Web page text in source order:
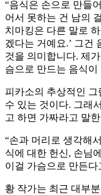
“음식은 손으로 만들
어서 못하는 건 남의
치마킹은 다른 말로
겠다는 거예요.’ 그건
것을 의미합니다. 제
슴으로 만드는 음식이
피카소의 추상적인
수 있는 것이다. 그래
고 하면 가짜라고 말
“손과 머리로 생각해
식에 대한 헌신, 손님
이걸 가슴으로 만든다
황 작가는 최근 대부